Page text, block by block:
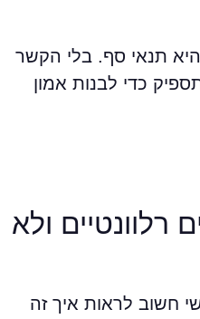
תנאי סף. בלי הקשר
כדי לבנות אמון
ולא
חשוב לראות איך זה